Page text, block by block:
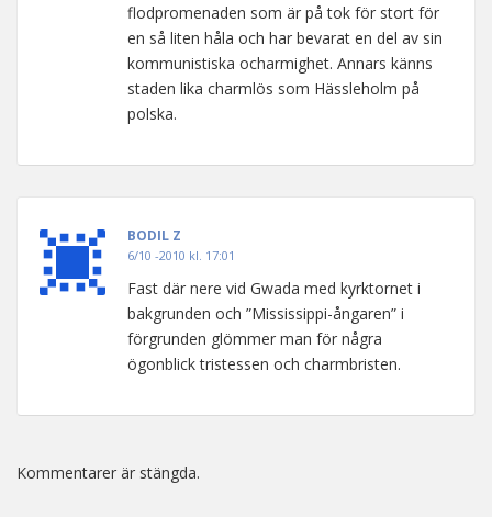
flodpromenaden som är på tok för stort för
en så liten håla och har bevarat en del av sin
kommunistiska ocharmighet. Annars känns
staden lika charmlös som Hässleholm på
polska.
BODIL Z
6/10 -2010 kl. 17:01
Fast där nere vid Gwada med kyrktornet i
bakgrunden och ”Mississippi-ångaren” i
förgrunden glömmer man för några
ögonblick tristessen och charmbristen.
Kommentarer är stängda.